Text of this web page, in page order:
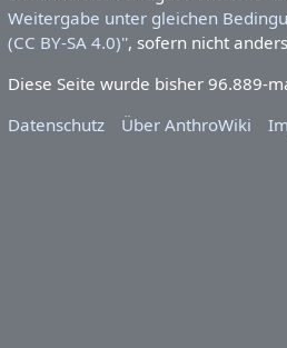
Diese Seite wurde zuletzt am 9.
September 2025 um 09:43 Uhr
Weitergabe unter gleichen